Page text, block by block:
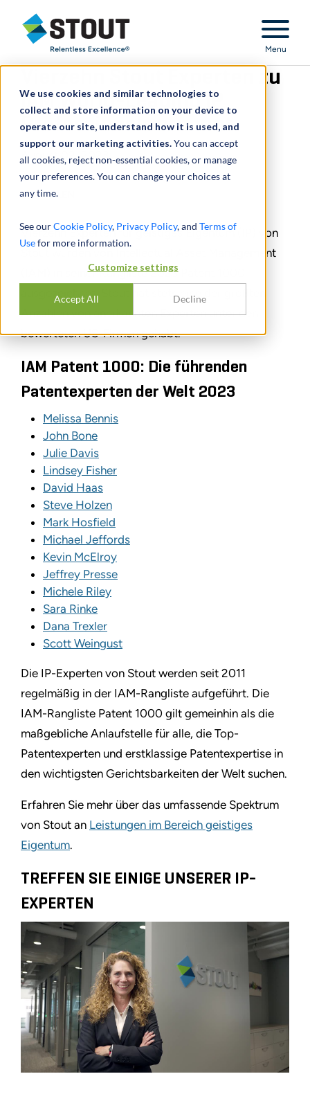
We use cookies and similar technologies to
collect and store information on your device to
operate our site, understand how it is used, and
support our marketing activities.You can accept
all cookies, reject non-essential cookies, or manage
your preferences. You can change your choices at
any time.
See ourCookie Policy, Privacy Policy, and Terms of
Usefor more information.
Customize settings
Accept All Decline
Stout Relentless Excellence
Menu
Vierzehn Stout Experten zu
IAM World-Leading IP
Professionals ernannt
August 02, 2023
TEILEN
Vierzehn Experten für geistiges Eigentum (IP) von
Stout wurden von Intellectual Asset Management
(IAM) in seiner Rangliste 2023 Patent 1000
ausgezeichnet. Stout hat stets eine der größten
Anzahlen von anerkannten Experten unter den
bewerteten US-Firmen gehabt.
IAM Patent 1000: Die führenden
Patentexperten der Welt 2023
Melissa Bennis
John Bone
Julie Davis
Lindsey Fisher
David Haas
Steve Holzen
Mark Hosfield
Michael Jeffords
Kevin McElroy
Jeffrey Presse
Michele Riley
Sara Rinke
Dana Trexler
Scott Weingust
Die IP-Experten von Stout werden seit 2011
regelmäßig in der IAM-Rangliste aufgeführt. Die
IAM-Rangliste Patent 1000 gilt gemeinhin als die
maßgebliche Anlaufstelle für alle, die Top-
Patentexperten und erstklassige Patentexpertise in
den wichtigsten Gerichtsbarkeiten der Welt suchen.
Erfahren Sie mehr über das umfassende Spektrum
von Stout an Leistungen im Bereich geistiges
Eigentum.
TREFFEN SIE EINIGE UNSERER IP-
EXPERTEN